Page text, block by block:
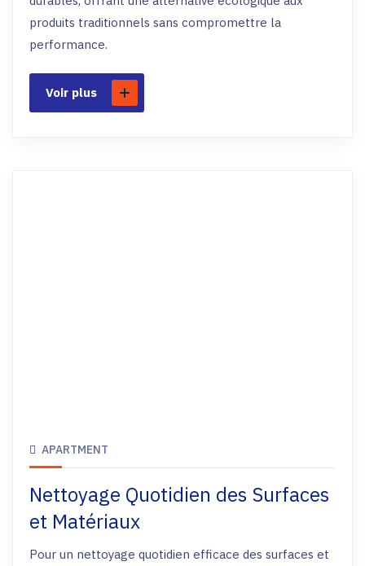
produits traditionnels sans compromettre la
performance.
Voir plus
APARTMENT
Nettoyage Quotidien des Surfaces
et Matériaux
Pour un nettoyage quotidien efficace des surfaces et